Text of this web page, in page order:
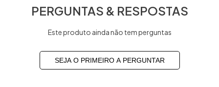
PERGUNTAS & RESPOSTAS
Este produto ainda não tem perguntas
SEJA O PRIMEIRO A PERGUNTAR